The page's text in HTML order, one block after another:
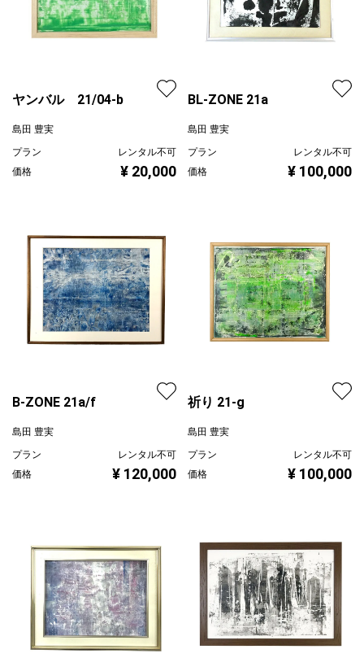
ヤンバル 21/04-b
島田 豊実
プラン
レンタル不可
価格
¥ 20,000
BL-ZONE 21a
島田 豊実
プラン
レンタル不可
価格
¥ 100,000
B-ZONE 21a/f
島田 豊実
プラン
レンタル不可
価格
¥ 120,000
祈り 21-g
島田 豊実
プラン
レンタル不可
価格
¥ 100,000